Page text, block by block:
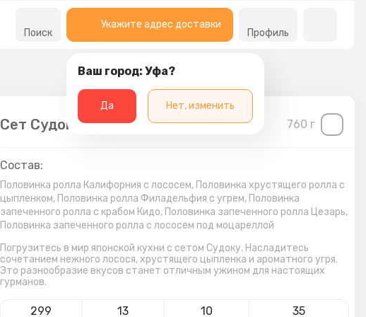
Поиск
Укажите адрес доставки
Ваш город: Уфа?
Да Нет, изменить
Профиль
Сет Судоку 760 г
Состав:
Половинка ролла Калифорния с лососем, Половинка хрустящего ролла с
цыпленком, Половинка ролла Филадельфия с угрем, Половинка
запеченного ролла с крабом Кидо, Половинка запеченного ролла Цезарь,
Половинка запеченного ролла с лососем под моцареллой
Погрузитесь в мир японской кухни с сетом Судоку. Насладитесь
сочетанием нежного лосося, хрустящего цыпленка и ароматного угря.
Это разнообразие вкусов станет отличным ужином для настоящих
гурманов.
299 13 10 35